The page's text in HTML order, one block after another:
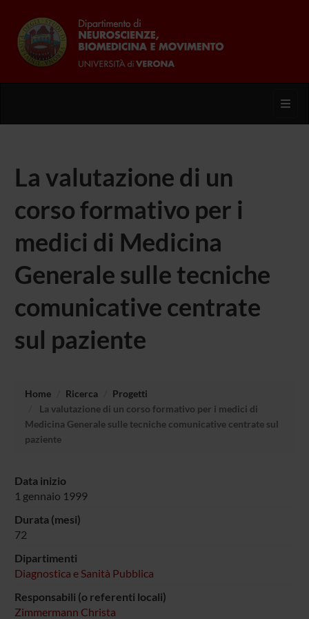
La valutazione di un
corso formativo per i
medici di Medicina
Generale sulle tecniche
comunicative centrate
sul paziente
Home Ricerca
Progetti
La valutazione di un corso formativo per i medici di
Medicina Generale sulle tecniche comunicative centrate sul
paziente
Data inizio
1 gennaio 1999
Durata (mesi)
72
Dipartimenti
Diagnostica e Sanità Pubblica
Responsabili (o referenti locali)
Zimmermann Christa